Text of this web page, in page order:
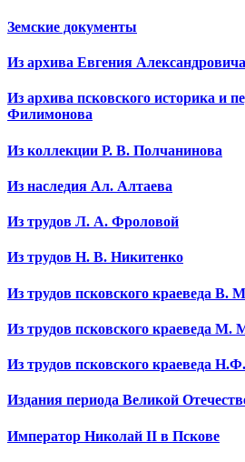
Земские документы
Из архива Евгения
Из архива псковского историка и
Филимонова
Из коллекции Р. В. Полчанинова
Из наследия Ал. Алтаева
Из трудов Л. А. Фроловой
Из трудов Н. В. Никитенко
Из трудов псковского краеведа В.
Из трудов псковского краеведа М.
Из трудов псковского краеведа
Издания периода Великой
Император Николай II в Пскове